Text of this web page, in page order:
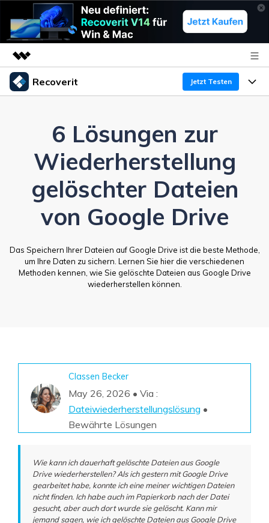
Top-Produkte
Lösungen
Presseraum
Recoverit Jetzt Testen
Recoverit für Windows
Ein führendes Tool zur Datenrettung für Windows
Kostenlos Testen
Recoverit für Mac
KI
Unbegrenzte Daten vom Mac-System
wiederherstellen
wiederherstellen
Kostenlos Testen
Weitere Produkte
Repairit - Datenreparatur
UBackit - Datensicherung
Funktionen
Wiederherstellung von Laufwerken
Gel?schte Medien wiederherstellen
Dokumente wiederherstellen
Ressourcen
Warum Recoverit
Experte für Datenrettung
Kundengeschichten
DOWNLOAD Sign In
6 Lösungen zur
Wiederherstellung
gelöschter Dateien
von Google Drive
Das Speichern Ihrer Dateien auf Google Drive ist die beste Methode,
um Ihre Daten zu sichern. Lernen Sie hier die verschiedenen
Methoden kennen, wie Sie gelöschte Dateien aus Google Drive
wiederherstellen können.
Classen Becker
May 26, 2026 • Via :
Dateiwiederherstellungslösung •
Bewährte Lösungen
Wie kann ich dauerhaft gelöschte Dateien aus Google
Drive wiederherstellen? Als ich gestern mit Google Drive
gearbeitet habe, konnte ich eine meiner wichtigen Dateien
nicht finden. Ich habe auch im Papierkorb nach der Datei
gesucht, aber auch dort wurde sie gelöscht. Kann mir
jemand sagen, wie ich gelöschte Dateien aus Google Drive